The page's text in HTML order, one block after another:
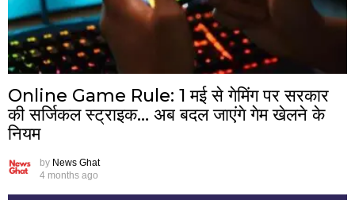
Online Game Rule: 1 मई से गेमिंग पर सरकार
की सर्जिकल स्ट्राइक… अब बदल जाएंगे गेम खेलने के
नियम
by News Ghat
4 months ago